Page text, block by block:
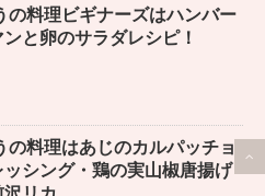
の料理ビギナーズはハンバー
ンと卵のサラダレシピ！
の料理はあじのカルパッチョ
シング・鶏の実山椒唐揚げ